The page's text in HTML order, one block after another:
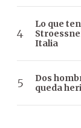
Lo que
Italia
Dos
queda